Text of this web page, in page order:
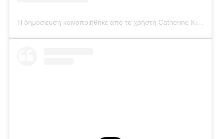
Η δημοσίευση κοινοποιήθηκε από το χρήστη Catherine Kikilia (@catherine_kikilia)